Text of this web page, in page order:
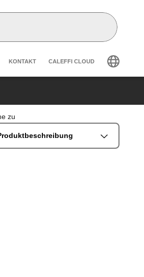
secondary
KONTAKT CALEFFI CLOUD
zu